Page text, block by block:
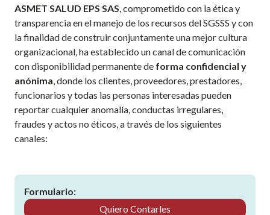
ASMET SALUD EPS SAS, comprometido con la ética y
transparencia en el manejo de los recursos del SGSSS y con
la finalidad de construir conjuntamente una mejor cultura
organizacional, ha establecido un canal de comunicación
con disponibilidad permanente de forma confidencial y
anónima, donde los clientes, proveedores, prestadores,
funcionarios y todas las personas interesadas pueden
reportar cualquier anomalía, conductas irregulares,
fraudes y actos no éticos, a través de los siguientes
canales:
Formulario:
Quiero Contarles